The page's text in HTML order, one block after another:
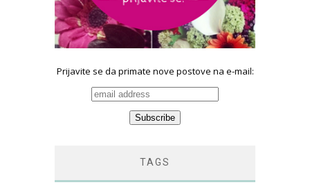
Prijavite se da primate nove postove na e-mail:
TAGS